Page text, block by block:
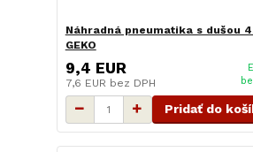
Náhradná pneumatika s dušou
GEKO
9,4 EUR
7,6 EUR bez DPH
Pridať do